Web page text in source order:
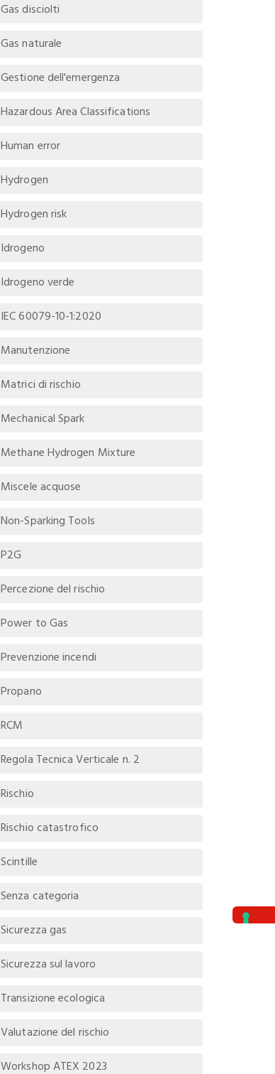
Gas disciolti
Gas naturale
Gestione dell'emergenza
Hazardous Area Classifications
Human error
Hydrogen
Hydrogen risk
Idrogeno
Idrogeno verde
IEC 60079-10-1:2020
Manutenzione
Matrici di rischio
Mechanical Spark
Methane Hydrogen Mixture
Miscele acquose
Non-Sparking Tools
P2G
Percezione del rischio
Power to Gas
Prevenzione incendi
Propano
RCM
Regola Tecnica Verticale n. 2
Rischio
Rischio catastrofico
Scintille
Senza categoria
Sicurezza gas
Sicurezza sul lavoro
Transizione ecologica
Valutazione del rischio
Workshop ATEX 2023